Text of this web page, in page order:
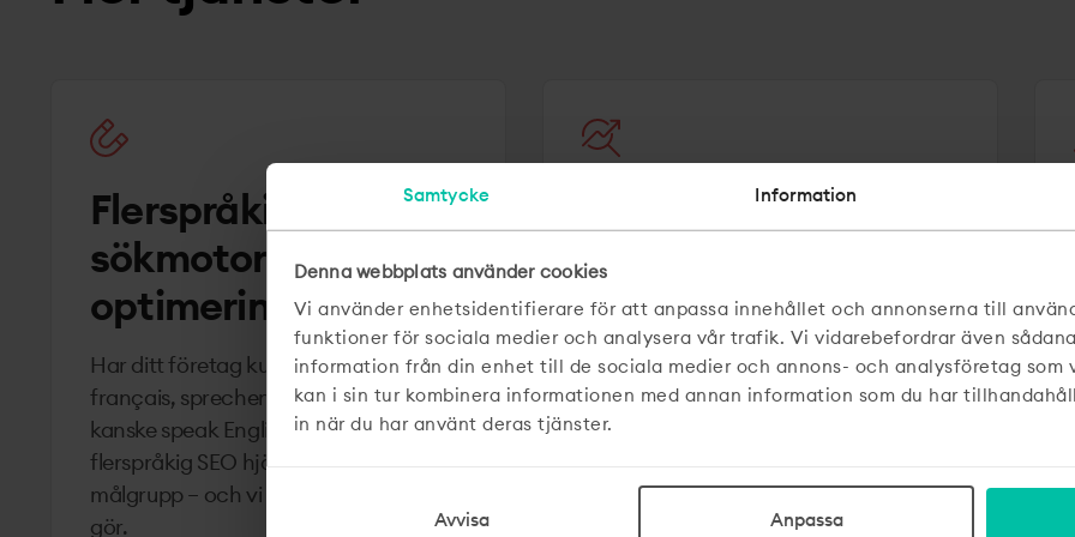
Samtycke Information
Denna webbplats använder cookies
Vi använder enhetsidentifierare för att anpassa innehållet och annonserna till
funktioner för sociala medier och analysera vår trafik. Vi vidarebefordrar även
information från din enhet till de sociala medier och annons- och analysföretag som
kan i sin tur kombinera informationen med annan information som du har
in när du har använt deras tjänster.
Avvisa Anpassa
Flerspråkig
sökmotor­
optimering (SEO)
Har ditt företag kunder som parle
français, sprechen Deutsch eller
kanske speak English? Då kan
flerspråkig SEO hjälpa er att nå rätt
målgrupp – och vi på Mild vet hur man
gör.
marknadsföring
Vi får dig att synas där det spelar roll –
med SEO som kompass, SEM som
gaspedal och content som fångar
intresse. Strategiskt och kreativt,